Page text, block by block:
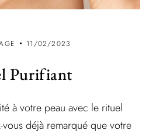
11/02/2023
Purifiant
à votre peau avec le rituel
déjà remarqué que votre